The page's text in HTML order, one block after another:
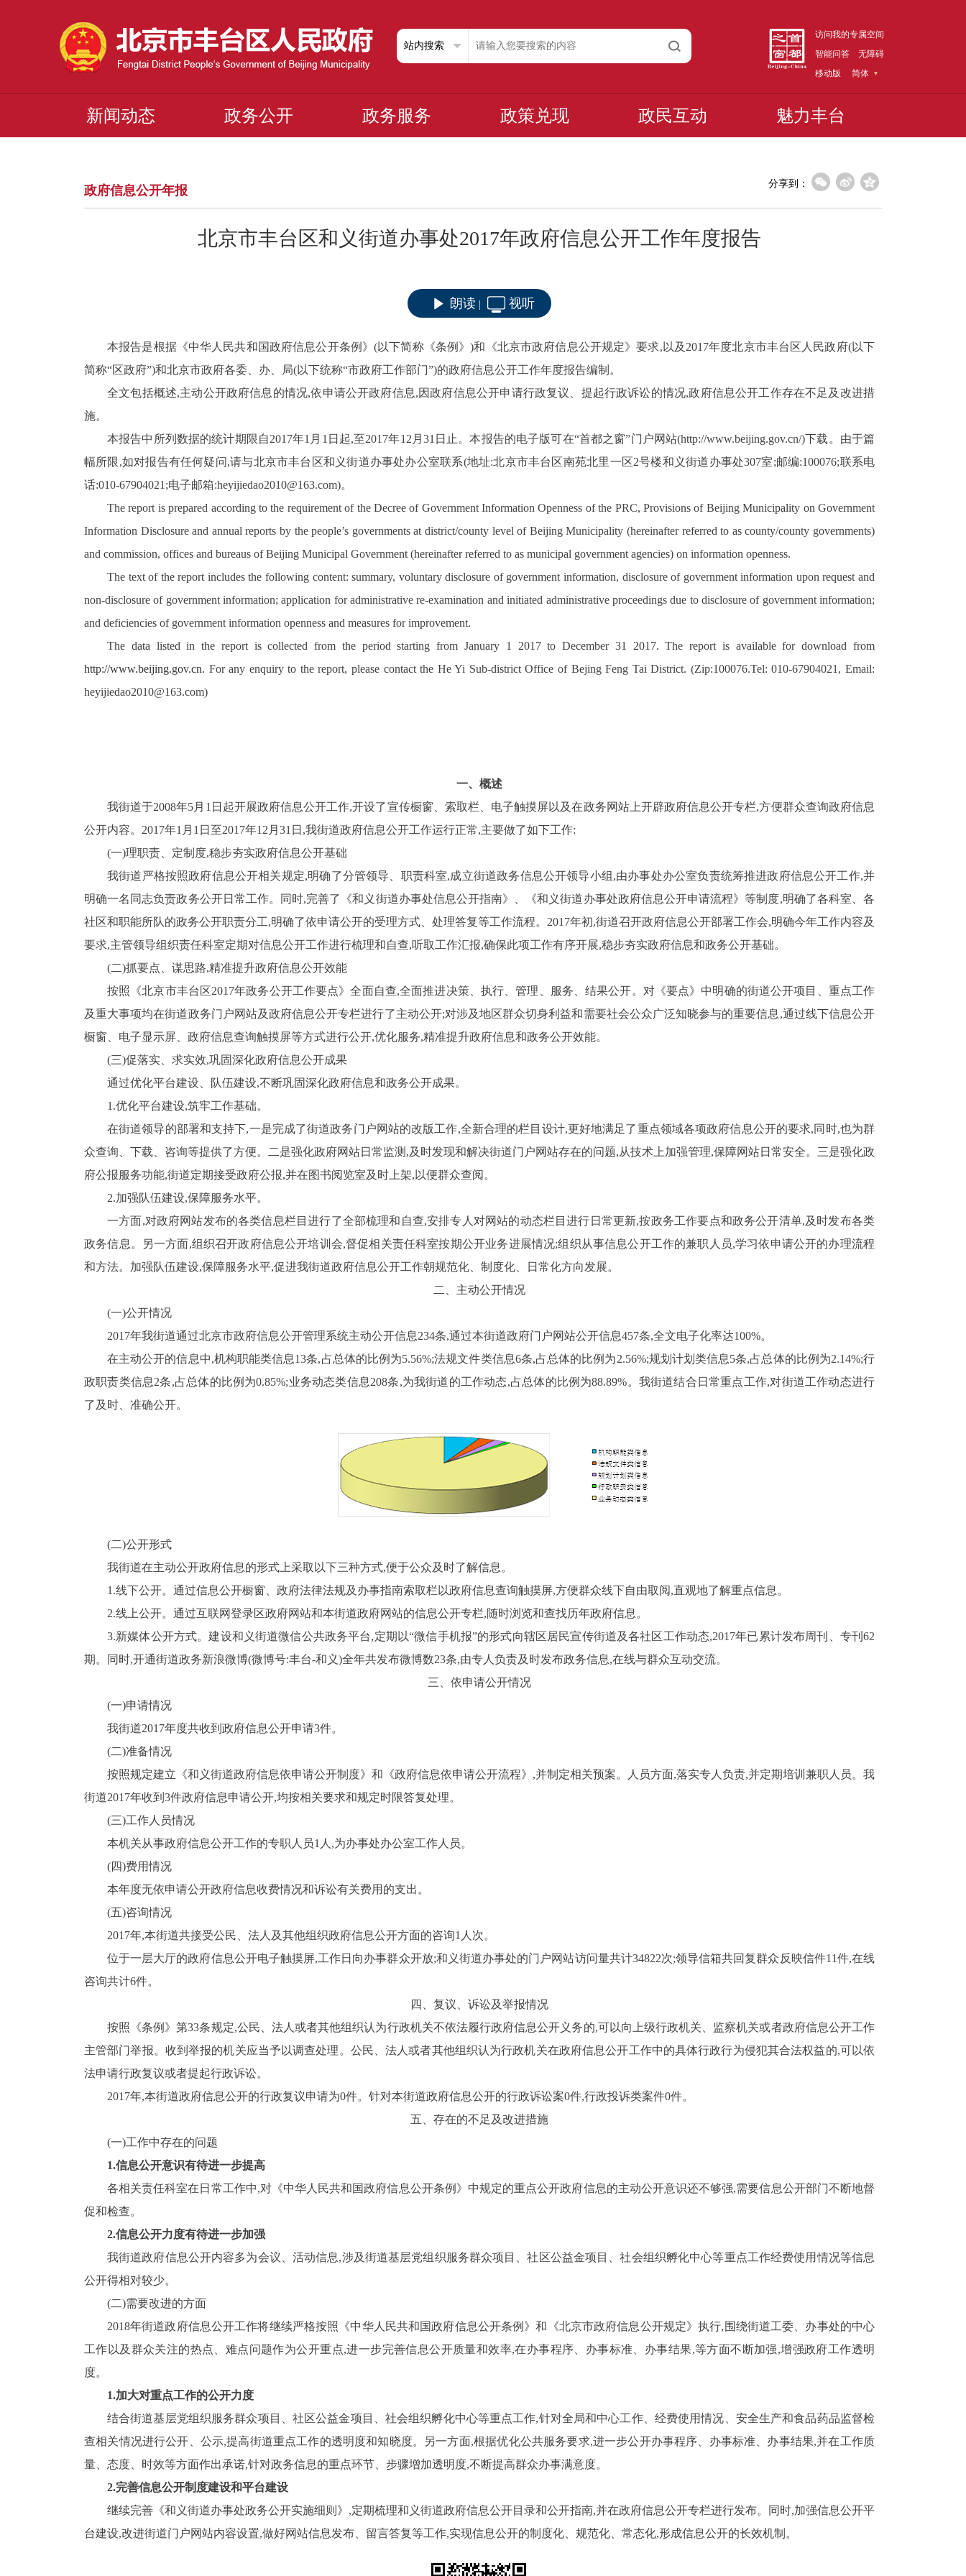
访问我的专属空间
智能问答
无障碍
移动版
简体
新闻动态 政务公开 政务服务 政策兑现 政民互动 魅力丰台
政府信息公开年报 分享到：
北京市丰台区和义街道办事处2017年政府信息公开工作年度报告
朗读 视听
本报告是根据《中华人民共和国政府信息公开条例》(以下简称《条例》)和 《北京市政府信息公开规定》要求,以及 2017年度北京市丰台区人民政府(以下
简称“区政府”)和北京市政府各委、办、局(以下统称“市政府工作部门”)的政府信息公开工作年度报告编制。
全文包括概述,主动公开政府信息的情况,依申请公开政府信息,因政府信息公开申请行政复议、提起行政诉讼的情况,政府信息公开工作存在不足及改进措
施。
本报告中所列数据的统计期限自2017年1 月 1 日起,至2017年12 月 31 日止。本报告的电子版可在“首都之窗”门户网站(http://www.beijing.gov.cn/)下载。由于篇
幅所限,如对报告有任何疑问,请与北京市丰台区和义街道办事处办公室联系(地址:北京市丰台区南苑北里一区2号楼和义街道办事处307室;邮编:100076;联系电
话:010-67904021 ;电子邮箱:heyijiedao2010@163.com)。
The report is prepared according to the requirement of the Decree of Government Information Openness of the PRC, Provisions of Beijing Municipality on Government
Information Disclosure and annual reports by the people’s governments at district/county level of Beijing Municipality (hereinafter referred to as county/county governments)
and commission, offices and bureaus of Beijing Municipal Government (hereinafter referred to as municipal government agencies) on information openness.
The text of the report includes the following content: summary, voluntary disclosure of government information, disclosure of government information upon request and
non-disclosure of government information; application for administrative re-examination and initiated administrative proceedings due to disclosure of government information;
and deficiencies of government information openness and measures for improvement.
The data listed in the report is collected from the period starting from January 1 2017 to December 31 2017. The report is available for download from
http://www.beijing.gov.cn. For any enquiry to the report, please contact the He Yi Sub-district Office of Bejing Feng Tai District. (Zip:100076.Tel: 010-67904021, Email:
heyijiedao2010@163.com)
一、概述
我街道于2008年5月 1 日起开展政府信息公开工作,开设了宣传橱窗、索取栏、电子触摸屏以及在政务网站上开辟政府信息公开专栏,方便群众查询政府信息
公开内容。 2017年1 月 1 日至2017年12 月 31 日,我街道政府信息公开工作运行正常,主要做了如下工作:
(一)理职责、定制度,稳步夯实政府信息公开基础
我街道严格按照政府信息公开相关规定,明确了分管领导、职责科室,成立街道政务信息公开领导小组,由办事处办公室负责统筹推进政府信息公开工作,并
明确一名同志负责政务公开日常工作。同时,完善了《和义街道办事处信息公开指南》、《和义街道办事处政府信息公开申请流程》等制度,明确了各科室、各
社区和职能所队的政务公开职责分工,明确了依申请公开的受理方式、处理答复等工作流程。 2017年初,街道召开政府信息公开部署工作会,明确今年工作内容及
要求,主管领导组织责任科室定期对信息公开工作进行梳理和自查,听取工作汇报,确保此项工作有序开展,稳步夯实政府信息和政务公开基础。
(二)抓要点、谋思路,精准提升政府信息公开效能
按照《北京市丰台区2017年政务公开工作要点》全面自查,全面推进决策、执行、管理、服务、结果公开。对《要点》中明确的街道公开项目、重点工作
及重大事项均在街道政务门户网站及政府信息公开专栏进行了主动公开;对涉及地区群众切身利益和需要社会公众广泛知晓参与的重要信息,通过线下信息公开
橱窗、电子显示屏、政府信息查询触摸屏等方式进行公开,优化服务,精准提升政府信息和政务公开效能。
(三)促落实、求实效,巩固深化政府信息公开成果
通过优化平台建设、队伍建设,不断巩固深化政府信息和政务公开成果。
1.优化平台建设,筑牢工作基础。
在街道领导的部署和支持下,一是完成了街道政务门户网站的改版工作,全新合理的栏目设计,更好地满足了重点领域各项政府信息公开的要求,同时,也为群
众查询、下载、咨询等提供了方便。二是强化政府网站日常监测,及时发现和解决街道门户网站存在的问题,从技术上加强管理,保障网站日常安全。三是强化政
府公报服务功能,街道定期接受政府公报,并在图书阅览室及时上架,以便群众查阅。
2.加强队伍建设,保障服务水平。
一方面,对政府网站发布的各类信息栏目进行了全部梳理和自查,安排专人对网站的动态栏目进行日常更新,按政务工作要点和政务公开清单,及时发布各类
政务信息。另一方面,组织召开政府信息公开培训会,督促相关责任科室按期公开业务进展情况;组织从事信息公开工作的兼职人员,学习依申请公开的办理流程
和方法。加强队伍建设,保障服务水平,促进我街道政府信息公开工作朝规范化、制度化、日常化方向发展。
二、主动公开情况
(一)公开情况
2017年我街道通过北京市政府信息公开管理系统主动公开信息234条,通过本街道政府门户网站公开信息457条,全文电子化率达100%。
在主动公开的信息中,机构职能类信息13条,占总体的比例为5.56%;法规文件类信息6条,占总体的比例为2.56%;规划计划类信息5条,占总体的比例为2.14%;行
政职责类信息2条,占总体的比例为0.85%;业务动态类信息208条,为我街道的工作动态,占总体的比例为88.89%。我街道结合日常重点工作,对街道工作动态进行
了及时、准确公开。
(二)公开形式
我街道在主动公开政府信息的形式上采取以下三种方式,便于公众及时了解信息。
1.线下公开。通过信息公开橱窗、政府法律法规及办事指南索取栏以政府信息查询触摸屏,方便群众线下自由取阅,直观地了解重点信息。
2.线上公开。通过互联网登录区政府网站和本街道政府网站的信息公开专栏,随时浏览和查找历年政府信息。
3.新媒体公开方式。建设和义街道微信公共政务平台,定期以“微信手机报”的形式向辖区居民宣传街道及各社区工作动态,2017年已累计发布周刊、专刊62
期。同时,开通街道政务新浪微博(微博号:丰台-和义)全年共发布微博数23条,由专人负责及时发布政务信息,在线与群众互动交流。
三、依申请公开情况
(一)申请情况
我街道2017年度共收到政府信息公开申请3件。
(二)准备情况
按照规定建立《和义街道政府信息依申请公开制度》和《政府信息依申请公开流程》,并制定相关预案。人员方面,落实专人负责,并定期培训兼职人员。我
街道2017年收到 3件政府信息申请公开,均按相关要求和规定时限答复处理。
(三)工作人员情况
本机关从事政府信息公开工作的专职人员1 人,为办事处办公室工作人员。
(四)费用情况
本年度无依申请公开政府信息收费情况和诉讼有关费用的支出。
(五)咨询情况
2017年,本街道共接受公民、法人及其他组织政府信息公开方面的咨询1 人次。
位于一层大厅的政府信息公开电子触摸屏,工作日向办事群众开放;和义街道办事处的门户网站访问量共计34822次;领导信箱共回复群众反映信件11件,在线
咨询共计6件。
四、复议、诉讼及举报情况
按照《条例》第33条规定,公民、法人或者其他组织认为行政机关不依法履行政府信息公开义务的,可以向上级行政机关、监察机关或者政府信息公开工作
主管部门举报。收到举报的机关应当予以调查处理。 公民、法人或者其他组织认为行政机关在政府信息公开工作中的具体行政行为侵犯其合法权益的,可以依
法申请行政复议或者提起行政诉讼。
2017年,本街道政府信息公开的行政复议申请为0件。针对本街道政府信息公开的行政诉讼案0件,行政投诉类案件0件。
五、存在的不足及改进措施
(一)工作中存在的问题
1.信息公开意识有待进一步提高
各相关责任科室在日常工作中,对《中华人民共和国政府信息公开条例》中规定的重点公开政府信息的主动公开意识还不够强,需要信息公开部门不断地督
促和检查。
2.信息公开力度有待进一步加强
我街道政府信息公开内容多为会议、活动信息,涉及街道基层党组织服务群众项目、社区公益金项目、社会组织孵化中心等重点工作经费使用情况等信息
公开得相对较少。
(二)需要改进的方面
2018年街道政府信息公开工作将继续严格按照 《中华人民共和国政府信息公开条例》和 《北京市政府信息公开规定》执行, 围绕街道工委、办事处的中心
工作以及群众关注的热点、难点问题作为公开重点,进一步完善信息公开质量和效率,在办事程序、办事标准、办事结果,等方面不断加强,增强政府工作透明
度。
1.加大对重点工作的公开力度
结合街道基层党组织服务群众项目、社区公益金项目、社会组织孵化中心等重点工作,针对全局和中心工作、经费使用情况、安全生产和食品药品监督检
查相关情况进行公开、公示,提高街道重点工作的透明度和知晓度。另一方面,根据优化公共服务要求,进一步公开办事程序、办事标准、办事结果,并在工作质
量、态度、时效等方面作出承诺,针对政务信息的重点环节、步骤增加透明度,不断提高群众办事满意度。
2.完善信息公开制度建设和平台建设
继续完善 《和义街道办事处政务公开实施细则》,定期梳理和义街道政府信息公开目录和公开指南,并在政府信息公开专栏进行发布。同时,加强信息公开平
台建设,改进街道门户网站内容设置,做好网站信息发布、留言答复等工作,实现信息公开的制度化、规范化、常态化,形成信息公开的长效机制。